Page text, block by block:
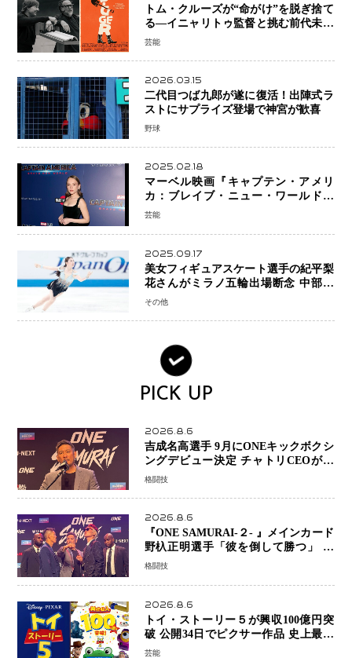
トム・クルーズが“命がけ”を脱ぎ捨て
る―イニャリトゥ監督と挑む前代未聞
の大惨事コメディ「DIGGER ディガ
芸能
2026.03.15
二代目つば九郎が遂に復活！出陣式ラ
ストにサプライズ登場で神宮が歓喜
野球
2025.02.18
マーベル映画『キャプテン・アメリ
カ：ブレイブ・ニュー・ワールド』
新ブラック・ウィドウ役のシラ・ハー
芸能
2025.09.17
美女フィギュアスケート選手の紀平梨
花さんがミラノ五輪出場断念 中部選
手権欠場を発表「安全最優先の判断」
その他
PICK UP
2026.8.6
吉成名高選手 9月にONEキックボクシ
ングデビュー決定 チャトリCEOがサ
プライズ発表 2カ月連続参戦へ
格闘技
2026.8.6
『ONE SAMURAI-２- 』メインカード
野杁正明選手「彼を倒して勝つ」 リ
ウ・メンヤンとの因縁に決着へ 再起
初戦
格闘技
2026.8.6
トイ・ストーリー５が興収100億円突
破 公開34日でピクサー作品 史上最速
日本歴代シリーズ最高更新も目前
芸能